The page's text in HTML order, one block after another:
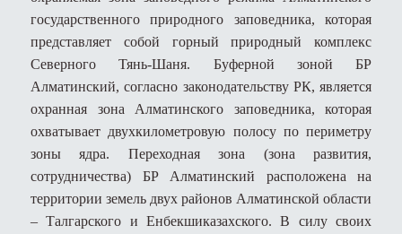
государственного природного заповедника, которая
представляет собой горный природный комплекс
Северного Тянь-Шаня. Буферной зоной БР
Алматинский, согласно законодательству РК, является
охранная зона Алматинского заповедника, которая
охватывает двухкилометровую полосу по периметру
зоны ядра. Переходная зона (зона развития,
сотрудничества) БР Алматинский расположена на
территории земель двух районов Алматинской области
– Талгарского и Енбекшиказахского. В силу своих